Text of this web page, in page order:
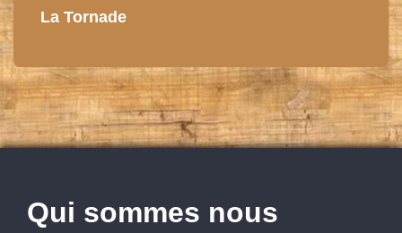
La Tornade
Qui sommes nous